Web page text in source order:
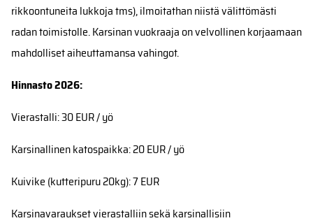
rikkoontuneita lukkoja tms), ilmoitathan niistä välittömästi
radan toimistolle. Karsinan vuokraaja on velvollinen korjaamaan
mahdolliset aiheuttamansa vahingot.
Hinnasto 2026:
Vierastalli: 30 EUR / yö
Karsinallinen katospaikka: 20 EUR / yö
Kuivike (kutteripuru 20kg): 7 EUR
Karsinavaraukset vierastalliin sekä karsinallisiin